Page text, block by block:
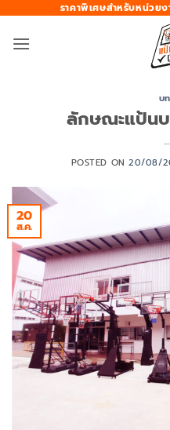
ยัง
ราคาพิเศษสำหรับหน่วยง
บ
ลักษณะแป้นบ
POSTED ON20/08/
20
ส.ค.